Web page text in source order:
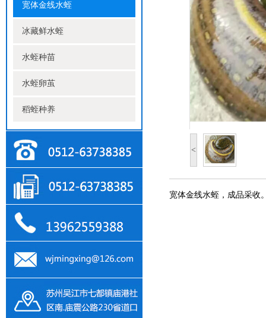
宽体金线水蛭
冰藏鲜水蛭
水蛭种苗
水蛭卵茧
稻蛭种养
<
宽体金线水蛭，成品采收